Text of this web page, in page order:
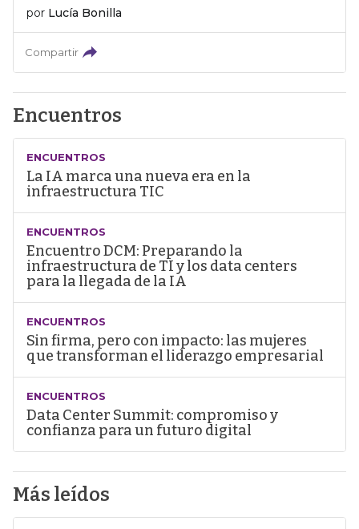
por Lucía Bonilla
Compartir
Encuentros
ENCUENTROS
La IA marca una nueva era en la
infraestructura TIC
ENCUENTROS
Encuentro DCM: Preparando la
infraestructura de TI y los data centers
para la llegada de la IA
ENCUENTROS
Sin firma, pero con impacto: las mujeres
que transforman el liderazgo empresarial
ENCUENTROS
Data Center Summit: compromiso y
confianza para un futuro digital
Más leídos